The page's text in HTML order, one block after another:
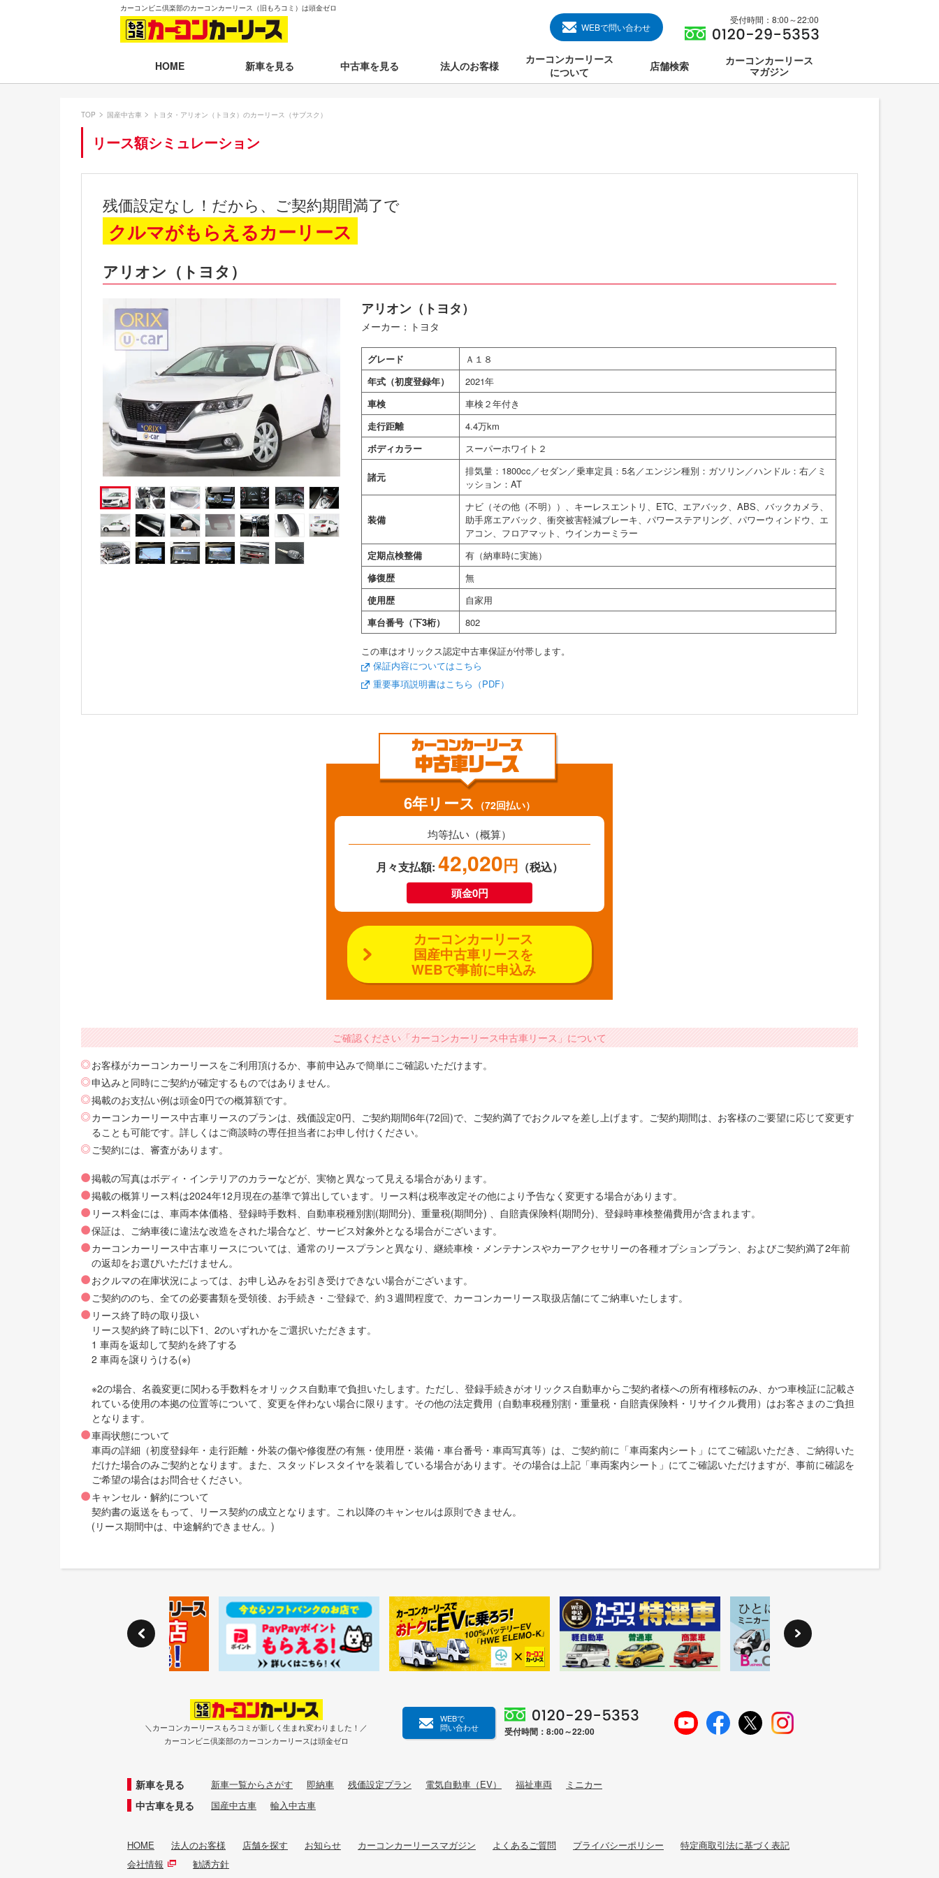
カーコンビニ倶楽部のカーコンカーリース（旧もろコミ）は頭金ゼロ
WEBで問い合わせ
受付時間：8:00～22:00
HOME 新車を見る
月々50,001円以上のクルマを見る
新車一覧から選ぶ
即納車（最短14日で納車）
残価設定プラン
福祉車両
ミニカー
中古車を見る 法人のお客様
カーコンカーリース
について
店舗検索
カーコンカーリース
マガジン
TOP 国産中古車 トヨタ・アリオン（トヨタ）のカーリース（サブスク）
リース額シミュレーション
残価設定なし！だから、ご契約期間満了で
クルマがもらえるカーリース
アリオン（トヨタ）
アリオン（トヨタ）
メーカー：トヨタ
グレード
Ａ１８
年式（初度登録年）
2021年
車検
車検２年付き
走行距離
4.4万km
ボディカラー
スーパーホワイト２
諸元
排気量：1800cc／セダン／乗車定員：5名／エンジン種別：ガソリン／ハンドル：右／ミ
ッション：AT
装備
ナビ（その他（不明））、キーレスエントリ、ETC、エアバック、ABS、バックカメラ、
助手席エアバック、衝突被害軽減ブレーキ、パワーステアリング、パワーウィンドウ、エ
アコン、フロアマット、ウインカーミラー
定期点検整備
有（納車時に実施）
修復歴
無
使用歴
自家用
車台番号（下3桁）
802
この車はオリックス認定中古車保証が付帯します。
保証内容についてはこちら
重要事項説明書はこちら（PDF）
6年リース （72回払い）
均等払い（概算）
月々支払額: 42,020円 （税込）
頭金0円
カーコンカーリース
国産中古車リースを
WEBで事前に申込み
ご確認ください「カーコンカーリース中古車リース」について
お客様がカーコンカーリースをご利用頂けるか、事前申込みで簡単にご確認いただけます。
申込みと同時にご契約が確定するものではありません。
掲載のお支払い例は頭金0円での概算額です。
カーコンカーリース中古車リースのプランは、残価設定0円、ご契約期間6年(72回)で、ご契約満了でおクルマを差し上げます。ご契約期間は、お客様のご要望に応じて変更す
ることも可能です。詳しくはご商談時の専任担当者にお申し付けください。
ご契約には、審査があります。
掲載の写真はボディ・インテリアのカラーなどが、実物と異なって見える場合があります。
掲載の概算リース料は2024年12月現在の基準で算出しています。リース料は税率改定その他により予告なく変更する場合があります。
リース料金には、車両本体価格、登録時手数料、自動車税種別割(期間分)、重量税(期間分) 、自賠責保険料(期間分)、登録時車検整備費用が含まれます。
保証は、ご納車後に違法な改造をされた場合など、サービス対象外となる場合がございます。
カーコンカーリース中古車リースについては、通常のリースプランと異なり、継続車検・メンテナンスやカーアクセサリーの各種オプションプラン、およびご契約満了2年前
の返却をお選びいただけません。
おクルマの在庫状況によっては、お申し込みをお引き受けできない場合がございます。
ご契約ののち、全ての必要書類を受領後、お手続き・ご登録で、約３週間程度で、カーコンカーリース取扱店舗にてご納車いたします。
リース終了時の取り扱い
リース契約終了時に以下1、2のいずれかをご選択いただきます。
1 車両を返却して契約を終了する
2 車両を譲りうける(※)
※2の場合、名義変更に関わる手数料をオリックス自動車で負担いたします。ただし、登録手続きがオリックス自動車からご契約者様への所有権移転のみ、かつ車検証に記載さ
れている使用の本拠の位置等について、変更を伴わない場合に限ります。その他の法定費用（自動車税種別割・重量税・自賠責保険料・リサイクル費用）はお客さまのご負担
となります。
車両状態について
車両の詳細（初度登録年・走行距離・外装の傷や修復歴の有無・使用歴・装備・車台番号・車両写真等）は、ご契約前に「車両案内シート」にてご確認いただき、ご納得いた
だけた場合のみご契約となります。また、スタッドレスタイヤを装着している場合があります。その場合は上記「車両案内シート」にてご確認いただけますが、事前に確認を
ご希望の場合はお問合せください。
キャンセル・解約について
契約書の返送をもって、リース契約の成立となります。これ以降のキャンセルは原則できません。
(リース期間中は、中途解約できません。)
＼カーコンカーリースもろコミが新しく生まれ変わりました！／
カーコンビニ倶楽部のカーコンカーリースは頭金ゼロ
WEBで
問い合わせ
受付時間：8:00～22:00
新車を見る 新車一覧からさがす 即納車 残価設定プラン 電気自動車（EV） 福祉車両 ミニカー
中古車を見る 国産中古車 輸入中古車
HOME 法人のお客様 店舗を探す お知らせ カーコンカーリースマガジン よくあるご質問 プライバシーポリシー
特定商取引法に基づく表記
会社情報
勧誘方針